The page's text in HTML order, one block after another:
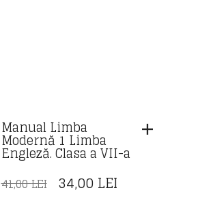
Manual Limba
Modernă 1 Limba
Engleză. Clasa a VII-a
41,00LEI PREȚUL
34,00 LEIPREȚUL